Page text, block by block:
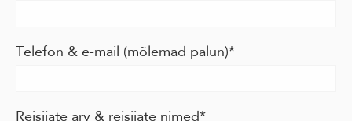
Telefon & e-mail (mõlemad palun)
Reisijate arv & reisijate nimed